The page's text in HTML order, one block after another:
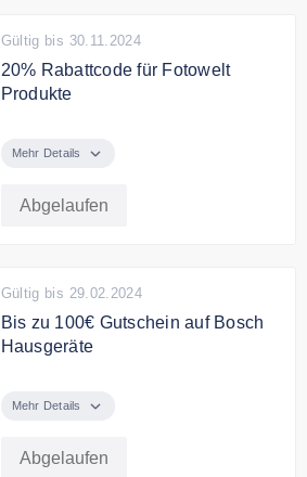
Gültig bis 30.11.2024
20% Rabattcode für Fotowelt
Produkte
auf Fotowelt Produkte
Mehr Details
Abgelaufen
Gültig bis 29.02.2024
Bis zu 100€ Gutschein auf Bosch
Hausgeräte
erhalte bis zu 100€ Cashback
Mehr Details
Abgelaufen